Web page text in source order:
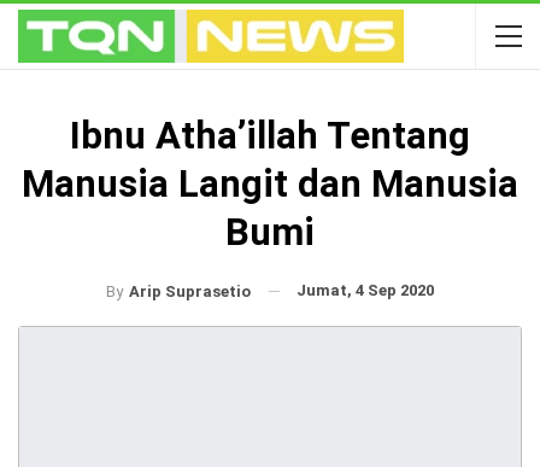
Ibnu Atha’illah Tentang
Manusia Langit dan Manusia
Bumi
By Arip Suprasetio Jumat, 4 Sep 2020